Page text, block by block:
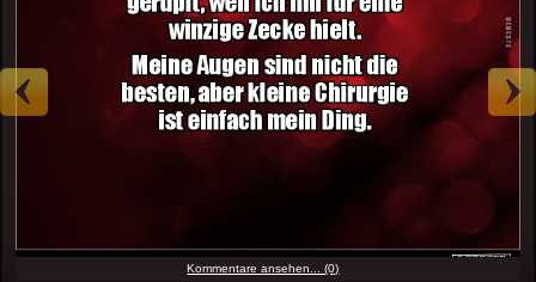
Kommentare ansehen... (0)